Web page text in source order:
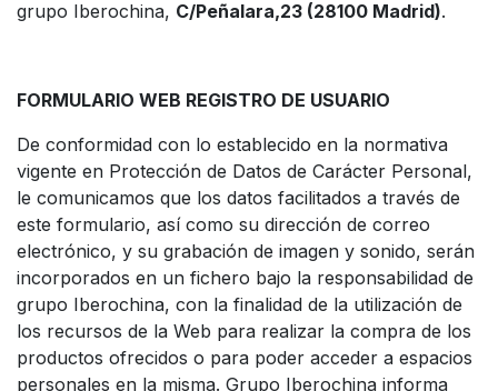
grupo Iberochina, C/Peñalara,23 (28100 Madrid).
FORMULARIO WEB REGISTRO DE USUARIO
De conformidad con lo establecido en la normativa
vigente en Protección de Datos de Carácter Personal,
le comunicamos que los datos facilitados a través de
este formulario, así como su dirección de correo
electrónico, y su grabación de imagen y sonido, serán
incorporados en un fichero bajo la responsabilidad de
grupo Iberochina, con la finalidad de la utilización de
los recursos de la Web para realizar la compra de los
productos ofrecidos o para poder acceder a espacios
personales en la misma. Grupo Iberochina informa